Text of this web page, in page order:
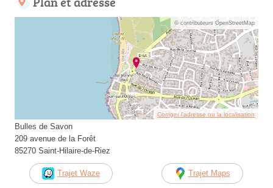
© contributeurs OpenStreetMap
Corriger l’adresse ou la localisation
Bulles de Savon
209 avenue de la Forêt
85270 Saint-Hilaire-de-Riez
Trajet Waze Trajet Maps